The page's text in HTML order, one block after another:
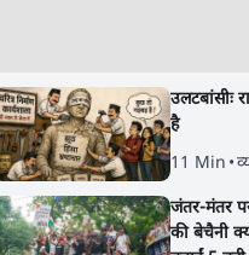
झारखंड में छात्र
सरकार की
आंदोलन जारी
उलटबांसीः
है
11 Min •
जंतर-मंतर
की बेचैनी